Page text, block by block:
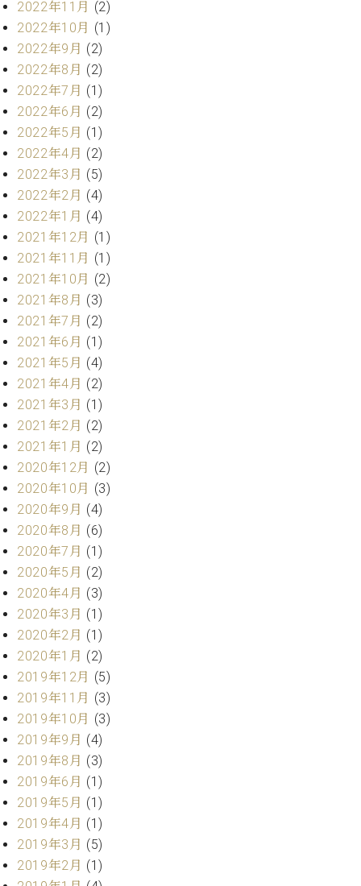
イ
ン
レ
ジ
デ
ン
ス
ア
ッ
ラ
イ
ト
ピ
ア
ノ
C.
ベ
ヒ
シ
ュ
タ
イ
ン
ア
カ
デ
ミ
ー
W.
ホ
フ
マ
ン
プ
ロ
フ
ェ
ッ
シ
ョ
ナ
ル
W.
ホ
フ
収
録
サ
ー
ス
音
楽
教
室
ア
ノ
の
コ
ン
シ
ル
ジ
ュ
ア
ク
ス
セン
トラ
ム東
京の
ご案
(PDF)
お
問
い
合
せ
本
社
：
八
王
子
・
技
営
2022年11月 (2)
2022年10月 (1)
2022年9月 (2)
2022年8月 (2)
2022年7月 (1)
2022年6月 (2)
2022年5月 (1)
2022年4月 (2)
2022年3月 (5)
2022年2月 (4)
2022年1月 (4)
2021年12月 (1)
2021年11月 (1)
2021年10月 (2)
2021年8月 (3)
2021年7月 (2)
2021年6月 (1)
2021年5月 (4)
2021年4月 (2)
2021年3月 (1)
2021年2月 (2)
2021年1月 (2)
2020年12月 (2)
2020年10月 (3)
2020年9月 (4)
2020年8月 (6)
2020年7月 (1)
2020年5月 (2)
2020年4月 (3)
2020年3月 (1)
2020年2月 (1)
2020年1月 (2)
2019年12月 (5)
2019年11月 (3)
2019年10月 (3)
2019年9月 (4)
2019年8月 (3)
2019年6月 (1)
2019年5月 (1)
2019年4月 (1)
2019年3月 (5)
2019年2月 (1)